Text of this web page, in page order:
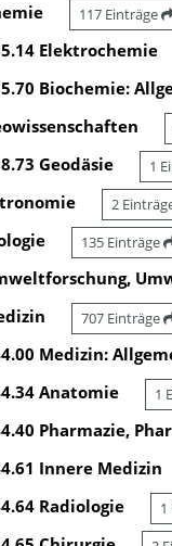
117 Einträge
Elektrochemie
Biochemie:
Geodäsie 1
2
135 Einträge
707 Einträge
Medizin:
Anatomie 1
Pharmazie,
Innere Medizin
Radiologie 1